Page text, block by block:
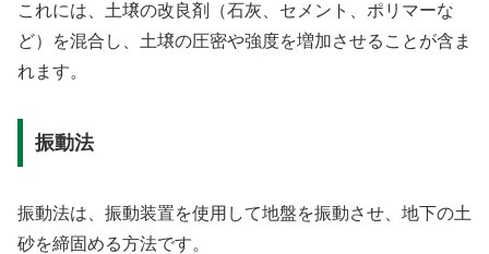
これには、土壌の改良剤（石灰、セメント、ポリマーな
ど）を混合し、土壌の圧密や強度を増加させることが含ま
れます。
振動法
振動法は、振動装置を使用して地盤を振動させ、地下の土
砂を締固める方法です。